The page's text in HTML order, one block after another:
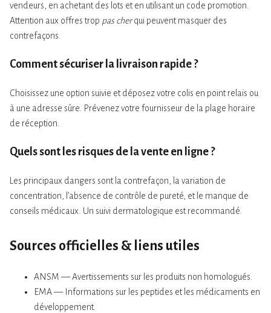
vendeurs, en achetant des lots et en utilisant un code promotion.
Attention aux offres trop pas cherqui peuvent masquer des
contrefaçons.
Comment sécuriser la livraison rapide ?
Choisissez une option suivie et déposez votre colis en point relais ou
à une adresse sûre. Prévenez votre fournisseur de la plage horaire
de réception.
Quels sont les risques de la vente en ligne ?
Les principaux dangers sont la contrefaçon, la variation de
concentration, l’absence de contrôle de pureté, et le manque de
conseils médicaux. Un suivi dermatologique est recommandé.
Sources officielles & liens utiles
ANSM — Avertissements sur les produits non homologués.
EMA — Informations sur les peptides et les médicaments en
développement.